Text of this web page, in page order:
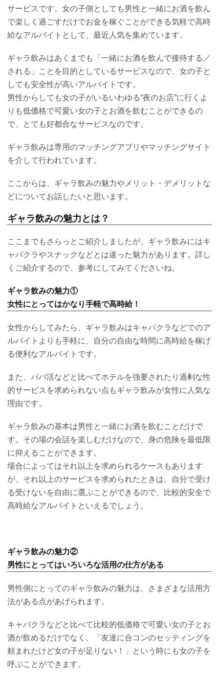
サービスです。女の子側としても男性と一緒にお酒を飲ん
で楽しく過ごすだけでお金を稼ぐことができる気軽で高時
給なアルバイトとして、最近人気を集めています。
ギャラ飲みはあくまでも「一緒にお酒を飲んで接待する／
される」ことを目的としているサービスなので、女の子と
しても安全性が高いアルバイトです。
男性からしても女の子がいるいわゆる“夜のお店”に行くよ
りも低価格で可愛い女の子とお酒を飲むことができるの
で、とても好都合なサービスなのです。
ギャラ飲みは専用のマッチングアプリやマッチングサイト
を介して行われています。
ここからは、ギャラ飲みの魅力やメリット・デメリットな
どについてお話したいと思います。
ギャラ飲みの魅力とは？
ここまでもさらっとご紹介しましたが、ギャラ飲みにはキ
ャバクラやスナックなどとは違った魅力があります。詳し
くご紹介するので、参考にしてみてくださいね。
ギャラ飲みの魅力①
女性にとってはかなり手軽で高時給！
女性からしてみたら、ギャラ飲みはキャバクラなどでのア
ルバイトよりも手軽に、自分の自由な時間に高時給を稼げ
る便利なアルバイトです。
また、パパ活などと比べてホテルを強要されたり過剰な性
的サービスを求められない点もギャラ飲みが女性に人気な
理由です。
ギャラ飲みの基本は男性と一緒にお酒を飲むことだけで
す。その場の会話を楽しむだけなので、身の危険を最低限
に抑えることができます。
場合によってはそれ以上を求められるケースもあります
が、それ以上のサービスを求められたときは、自分で受け
る受けないを自由に選ぶことができるので、比較的安全で
高時給なアルバイトといえるでしょう。
ギャラ飲みの魅力②
男性にとってはいろいろな活用の仕方がある
男性側にとってのギャラ飲みの魅力は、さまざまな活用方
法がある点があげられます。
キャバクラなどと比べて比較的低価格で可愛い女の子とお
酒が飲めるだけでなく、「友達に合コンのセッティングを
頼まれたけど女の子が足りない！」という時にも女の子を
呼ぶことができます。